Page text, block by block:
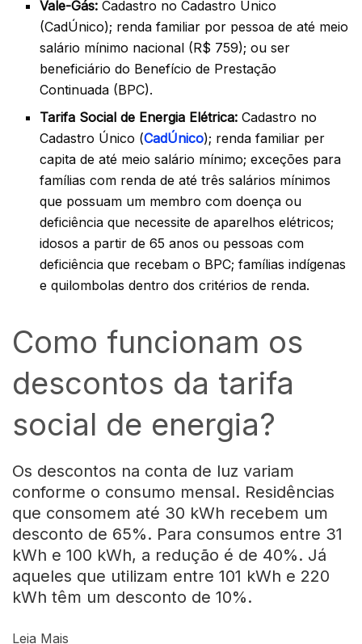
Vale-Gás: Cadastro no Cadastro Único
(CadÚnico); renda familiar por pessoa de até meio
salário mínimo nacional (R$ 759); ou ser
beneficiário do Benefício de Prestação
Continuada (BPC).
Tarifa Social de Energia Elétrica: Cadastro no
Cadastro Único (CadÚnico); renda familiar per
capita de até meio salário mínimo; exceções para
famílias com renda de até três salários mínimos
que possuam um membro com doença ou
deficiência que necessite de aparelhos elétricos;
idosos a partir de 65 anos ou pessoas com
deficiência que recebam o BPC; famílias indígenas
e quilombolas dentro dos critérios de renda.
Como funcionam os
descontos da tarifa
social de energia?
Os descontos na conta de luz variam
conforme o consumo mensal. Residências
que consomem até 30 kWh recebem um
desconto de 65%. Para consumos entre 31
kWh e 100 kWh, a redução é de 40%. Já
aqueles que utilizam entre 101 kWh e 220
kWh têm um desconto de 10%.
Leia Mais